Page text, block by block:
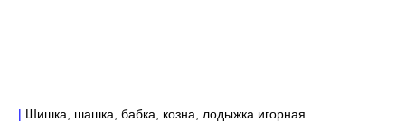
| Шишка, шашка, бабка, козна, лодыжка игорная.